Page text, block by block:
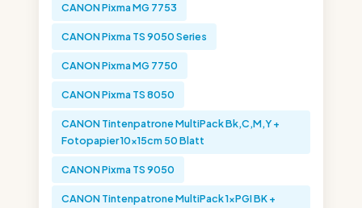
CANON Pixma MG 7753
CANON Pixma TS 9050 Series
CANON Pixma MG 7750
CANON Pixma TS 8050
CANON Tintenpatrone MultiPack Bk,C,M,Y +
Fotopapier 10x15cm 50 Blatt
CANON Pixma TS 9050
CANON Tintenpatrone MultiPack 1xPGI BK +